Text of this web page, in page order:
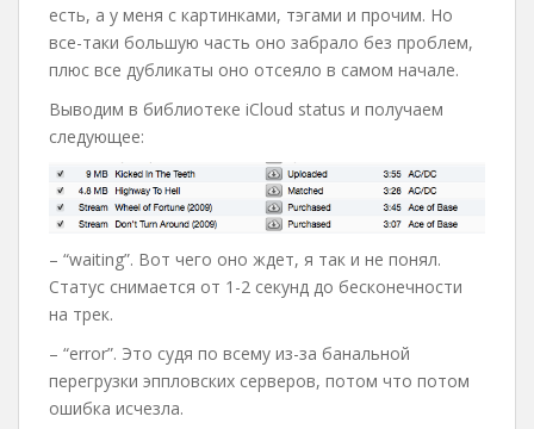
есть, а у меня с картинками, тэгами и прочим. Но
все-таки большую часть оно забрало без проблем,
плюс все дубликаты оно отсеяло в самом начале.
Выводим в библиотеке iCloud status и получаем
следующее:
– “waiting”. Вот чего оно ждет, я так и не понял.
Статус снимается от 1-2 секунд до бесконечности
на трек.
– “error”. Это судя по всему из-за банальной
перегрузки эппловских серверов, потом что потом
ошибка исчезла.